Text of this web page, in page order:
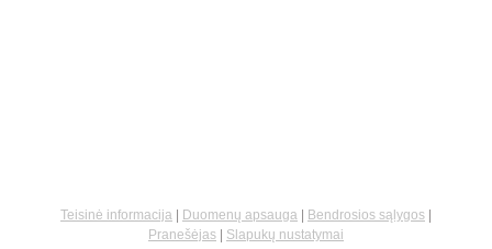
Teisinė informacija | Duomenų apsauga | Bendrosios sąlygos |
Pranešėjas | Slapukų nustatymai